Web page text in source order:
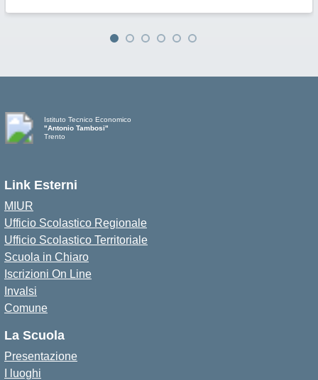
Istituto Tecnico Economico
"Antonio Tambosi"
Trento
Link Esterni
MIUR
Ufficio Scolastico Regionale
Ufficio Scolastico Territoriale
Scuola in Chiaro
Iscrizioni On Line
Invalsi
Comune
La Scuola
Presentazione
I luoghi